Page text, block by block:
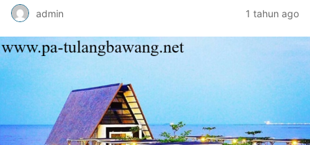
admin 1 tahun ago